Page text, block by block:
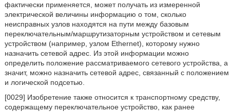
фактически применяется, может получать из измеренной
электрической величины информацию о том, сколько
неисправных узлов находятся на пути между базовым
переключательным/маршрутизаторным устройством и сетевым
устройством (например, узлом Ethernet), которому нужно
назначить сетевой адрес. Из этой информации можно
определить положение рассматриваемого сетевого устройства, а
значит, можно назначить сетевой адрес, связанный с положением
и логической подсетью.
[0029] Изобретение также относится к транспортному средству,
содержащему переключательное устройство, как ранее